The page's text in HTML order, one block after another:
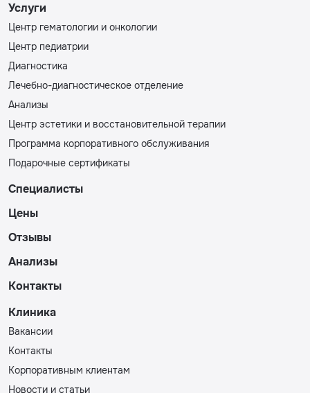
Услуги
Центр гематологии и онкологии
Центр педиатрии
Диагностика
Лечебно-диагностическое отделение
Анализы
Центр эстетики и восстановительной терапии
Программа корпоративного обслуживания
Подарочные сертификаты
Специалисты
Цены
Отзывы
Анализы
Контакты
Клиника
Вакансии
Контакты
Корпоративным клиентам
Новости и статьи